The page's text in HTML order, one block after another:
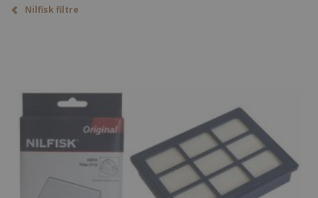
Nilfisk filtre